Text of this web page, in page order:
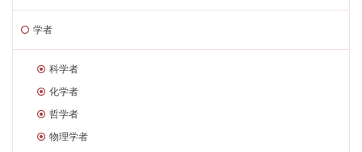
学者
科学者
化学者
哲学者
物理学者